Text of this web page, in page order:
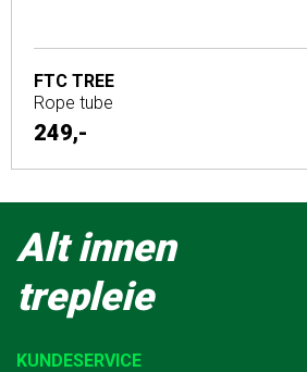
FTC TREE
Rope tube
249,-
Alt innen
trepleie
KUNDESERVICE